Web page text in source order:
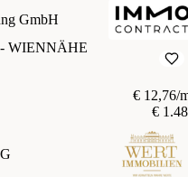
GmbH
- WIENNÄHE
€ 12,76/
€